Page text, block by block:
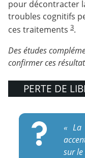
pour décontracter
troubles cognitifs
ces traitements 3.
Des études
confirmer ces
PERTE DE
« La
sur le